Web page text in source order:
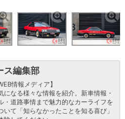
ス編集部
情報メディア】
なる様々な情報を紹介。新車情報・
・道路事情まで魅力的なカーライフを
て「知らなかったことを知る喜び」